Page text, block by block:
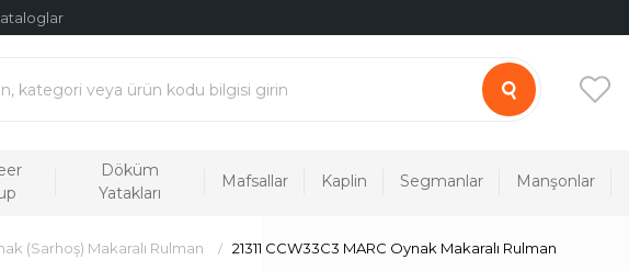
Döküm
Yatakları
Mafsallar Kaplin Segmanlar Manşonlar
(Sarhoş) Makaralı Rulman 21311 CCW33C3 MARC Oynak Makaralı Rulman